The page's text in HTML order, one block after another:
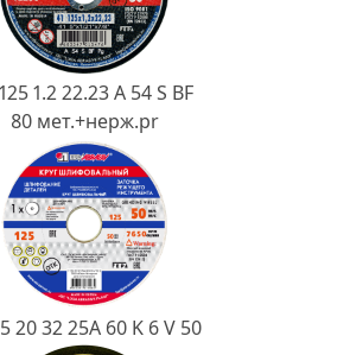
1.2 22.23 A 54 S BF
80 мет.+нерж.pr
20 32 25А 60 K 6 V 50